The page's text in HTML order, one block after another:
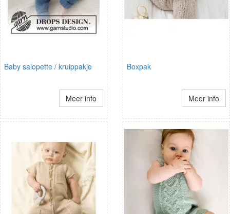
Baby salopette / kruippakje
Meer info
Boxpak
Meer info